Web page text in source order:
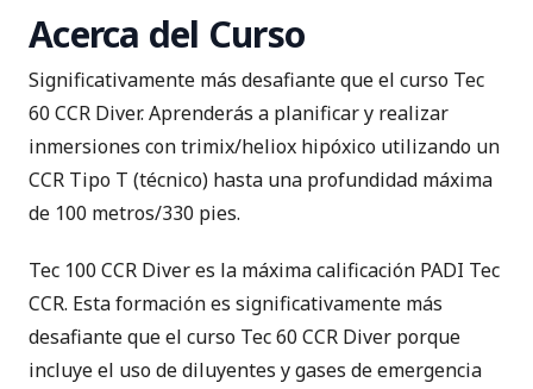
Acerca del Curso
Significativamente más desafiante que el curso Tec
60 CCR Diver. Aprenderás a planificar y realizar
inmersiones con trimix/heliox hipóxico utilizando un
CCR Tipo T (técnico) hasta una profundidad máxima
de 100 metros/330 pies.
Tec 100 CCR Diver es la máxima calificación PADI Tec
CCR. Esta formación es significativamente más
desafiante que el curso Tec 60 CCR Diver porque
incluye el uso de diluyentes y gases de emergencia